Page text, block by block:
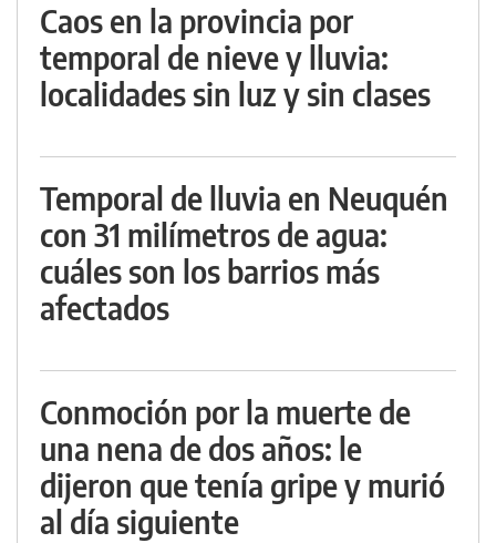
Caos en la provincia por
temporal de nieve y lluvia:
localidades sin luz y sin clases
Temporal de lluvia en Neuquén
con 31 milímetros de agua:
cuáles son los barrios más
afectados
Conmoción por la muerte de
una nena de dos años: le
dijeron que tenía gripe y murió
al día siguiente